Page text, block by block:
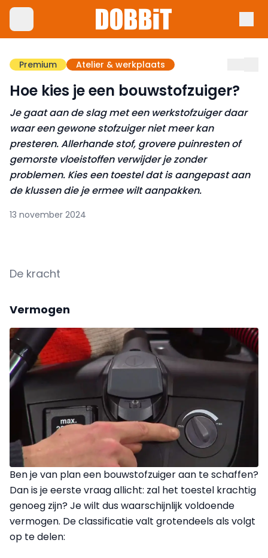
Premium Atelier & werkplaats
Hoe kies je een bouwstofzuiger?
Je gaat aan de slag met een werkstofzuiger daar
waar een gewone stofzuiger niet meer kan
presteren. Allerhande stof, grovere puinresten of
gemorste vloeistoffen verwijder je zonder
problemen. Kies een toestel dat is aangepast aan
de klussen die je ermee wilt aanpakken.
13 november 2024
De kracht
Vermogen
Ben je van plan een bouwstofzuiger aan te schaffen?
Dan is je eerste vraag allicht: zal het toestel krachtig
genoeg zijn? Je wilt dus waarschijnlijk voldoende
vermogen. De classificatie valt grotendeels als volgt
op te delen: